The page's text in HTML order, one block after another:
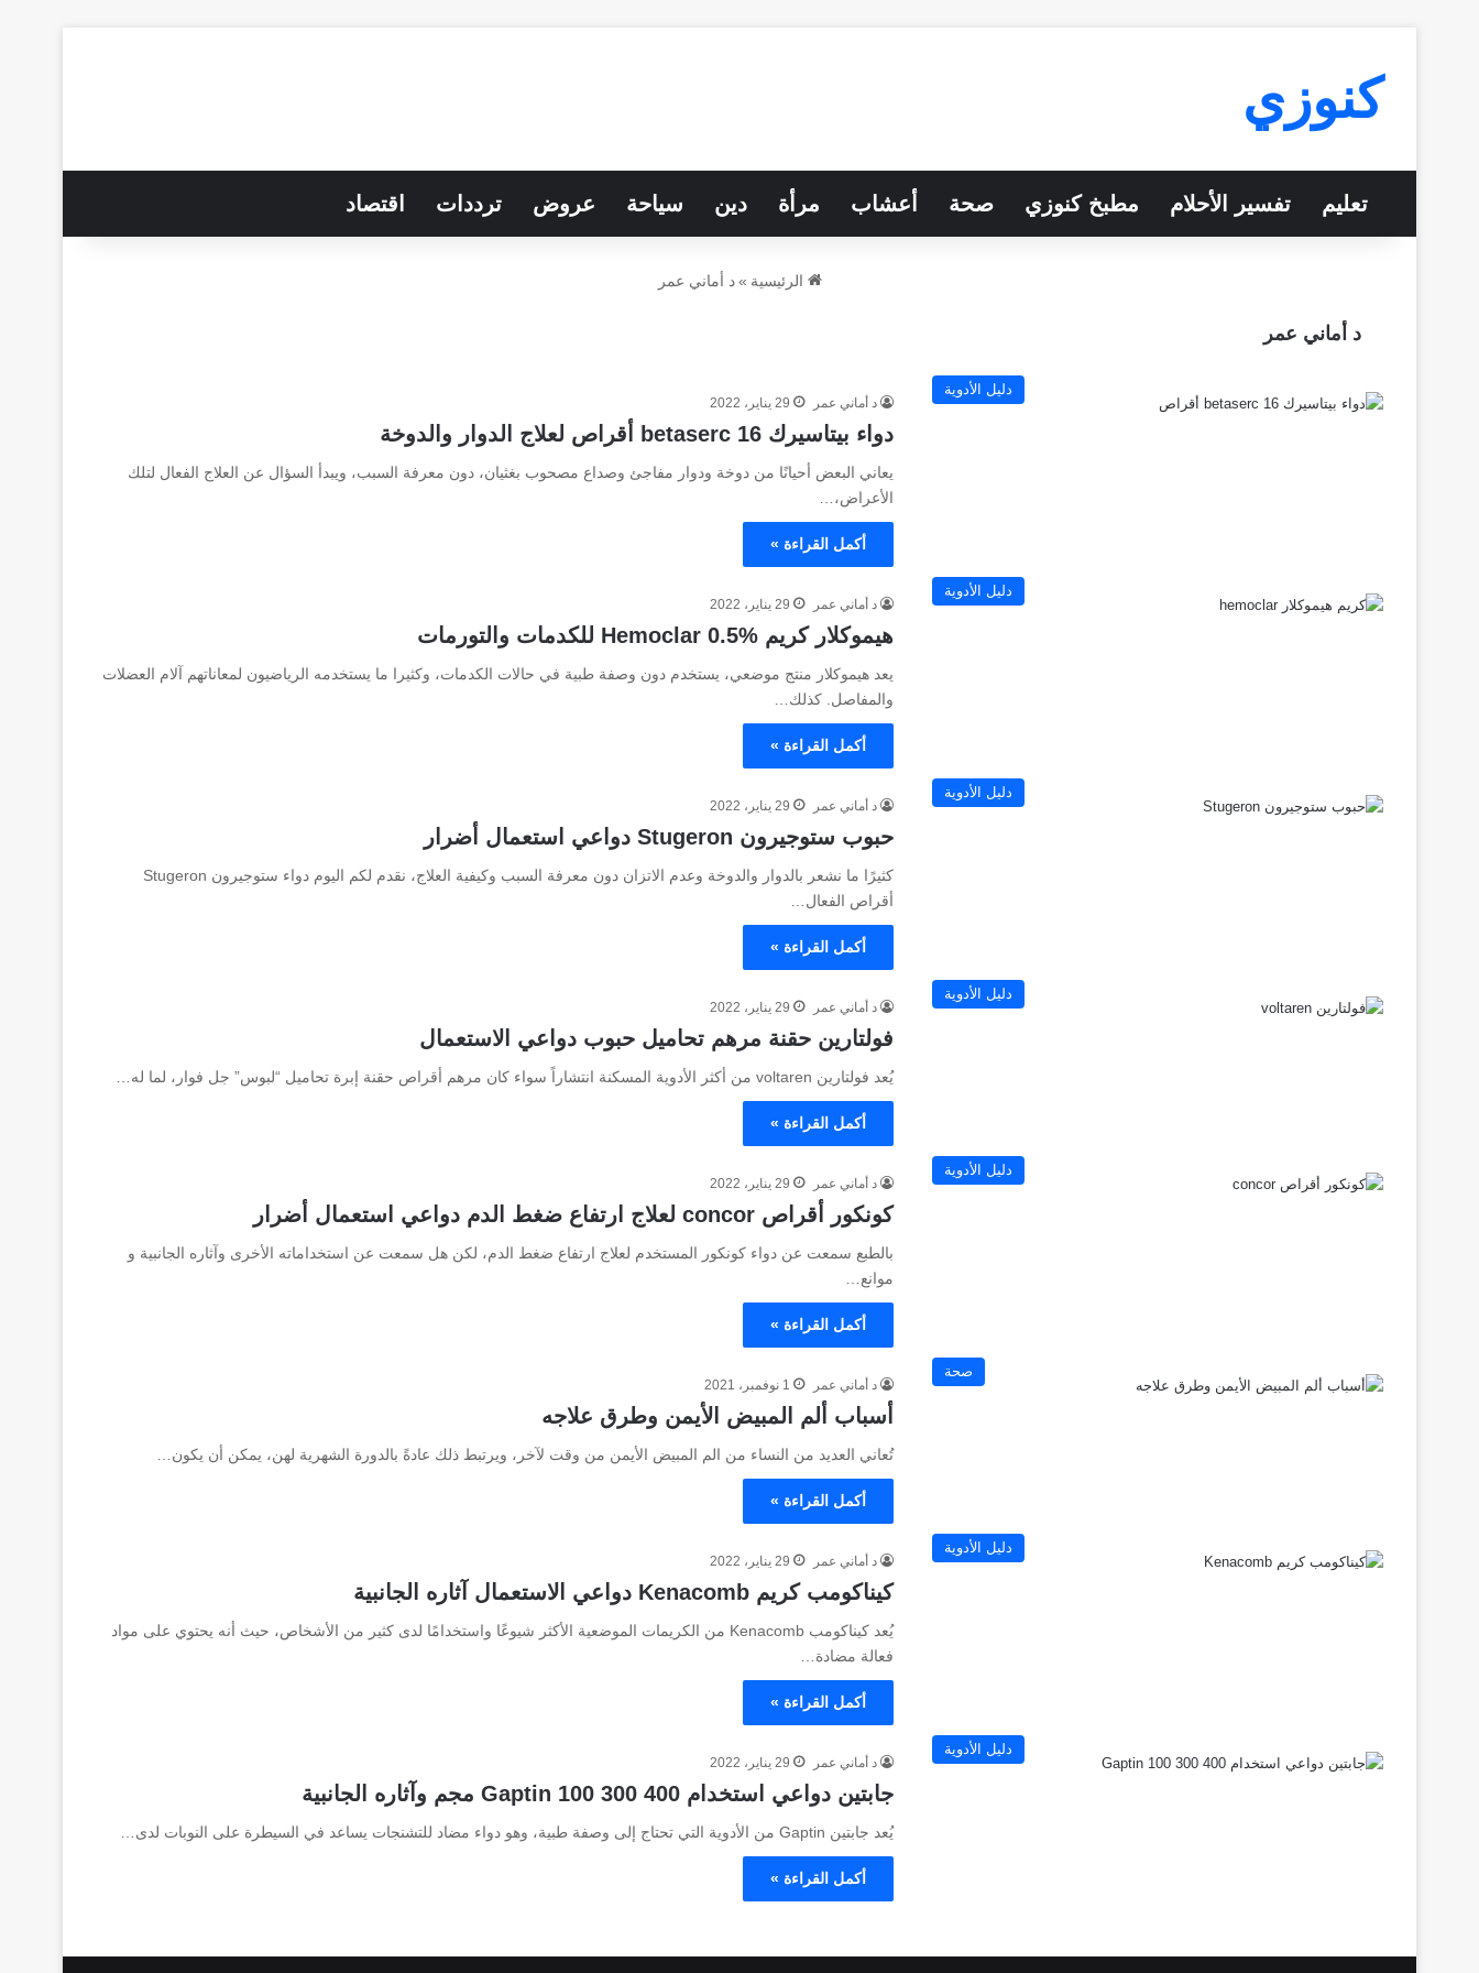
كنوزي
تعليم تفسير الأحلام مطبخ كنوزي صحة أعشاب مرأة دين سياحة عروض ترددات اقتصاد
الرئيسية » د أماني عمر
د أماني عمر
دليل الأدوية
د أماني عمر 29 يناير، 2022
دواء بيتاسيرك 16 betaserc أقراص لعلاج الدوار والدوخة
يعاني البعض أحيانًا من دوخة ودوار مفاجئ وصداع مصحوب بغثيان، دون معرفة السبب، ويبدأ السؤال عن العلاج الفعال لتلك
الأعراض،…
أكمل القراءة »
دليل الأدوية
د أماني عمر 29 يناير، 2022
هيموكلار كريم %5.Hemoclar 0 للكدمات والتورمات
يعد هيموكلار منتج موضعي، يستخدم دون وصفة طبية في حالات الكدمات، وكثيرا ما يستخدمه الرياضيون لمعاناتهم آلام العضلات
والمفاصل. كذلك…
أكمل القراءة »
دليل الأدوية
د أماني عمر 29 يناير، 2022
حبوب ستوجيرون Stugeron دواعي استعمال أضرار
أقراص الفعال…
أكمل القراءة »
دليل الأدوية
د أماني عمر 29 يناير، 2022
فولتارين حقنة مرهم تحاميل حبوب دواعي الاستعمال
يُعد فولتارين voltaren من أكثر الأدوية المسكنة انتشاراً سواء كان مرهم أقراص حقنة إبرة تحاميل “لبوس” جل فوار، لما له…
أكمل القراءة »
دليل الأدوية
د أماني عمر 29 يناير، 2022
كونكور أقراص concor لعلاج ارتفاع ضغط الدم دواعي استعمال أضرار
بالطبع سمعت عن دواء كونكور المستخدم لعلاج ارتفاع ضغط الدم، لكن هل سمعت عن استخداماته الأخرى وآثاره الجانبية و
موانع…
أكمل القراءة »
صحة
د أماني عمر 1 نوفمبر، 2021
أسباب ألم المبيض الأيمن وطرق علاجه
تُعاني العديد من النساء من الم المبيض الأيمن من وقت لآخر، ويرتبط ذلك عادةً بالدورة الشهرية لهن، يمكن أن يكون…
أكمل القراءة »
دليل الأدوية
د أماني عمر 29 يناير، 2022
كيناكومب كريم Kenacomb دواعي الاستعمال آثاره الجانبية
يُعد كيناكومب Kenacomb من الكريمات الموضعية الأكثر شيوعًا واستخدامًا لدى كثير من الأشخاص، حيث أنه يحتوي على مواد
فعالة مضادة…
أكمل القراءة »
دليل الأدوية
د أماني عمر 29 يناير، 2022
جابتين دواعي استخدام Gaptin 100 300 400 مجم وآثاره الجانبية
يُعد جابتين Gaptin من الأدوية التي تحتاج إلى وصفة طبية، وهو دواء مضاد للتشنجات يساعد في السيطرة على النوبات لدى…
أكمل القراءة »